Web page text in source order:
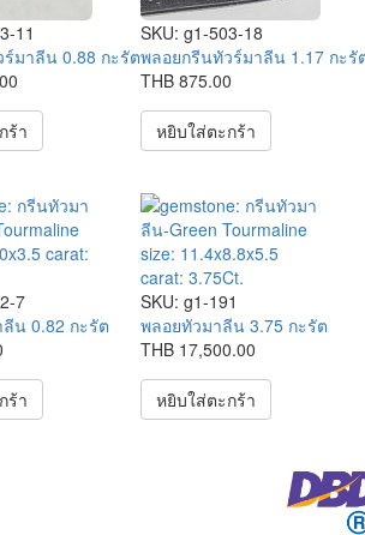
11
มาลีน 0.88 กะรัต
ร้า
SKU: g1-503-18
พลอยกรีนทัวร์มาลีน 1.17 กะรั
THB 875.00
หยิบใส่ตะกร้า
7
น 0.82 กะรัต
ร้า
SKU: g1-191
พลอยทัวมาลีน 3.75 กะรัต
THB 17,500.00
หยิบใส่ตะกร้า